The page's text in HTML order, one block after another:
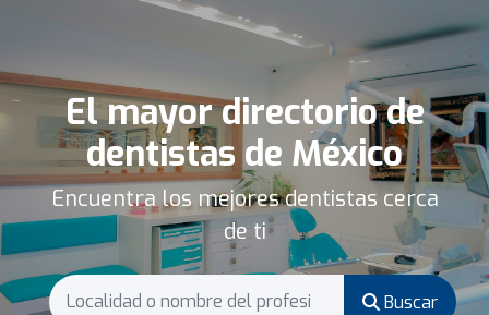
El mayor directorio de
dentistas de México
Encuentra los mejores dentistas cerca
de ti
Buscar